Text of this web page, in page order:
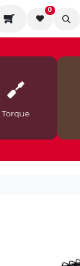
Servicios
0
Torque